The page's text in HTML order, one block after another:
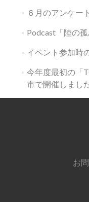
６月のアンケー
Podcast「陸の
イベント参加時
今年度最初の「
市で開催しました
お